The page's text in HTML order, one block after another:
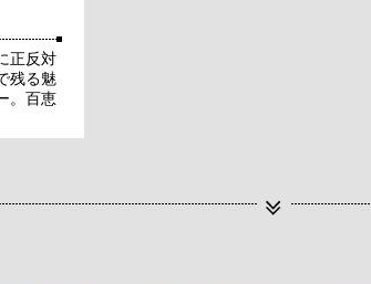
正反対
残る魅
。百恵